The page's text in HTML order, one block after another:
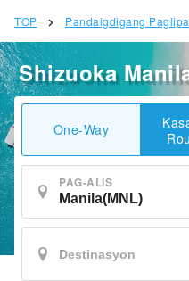
TOP Pandaigdigang
Shizuoka
One-Way
PAG-ALIS